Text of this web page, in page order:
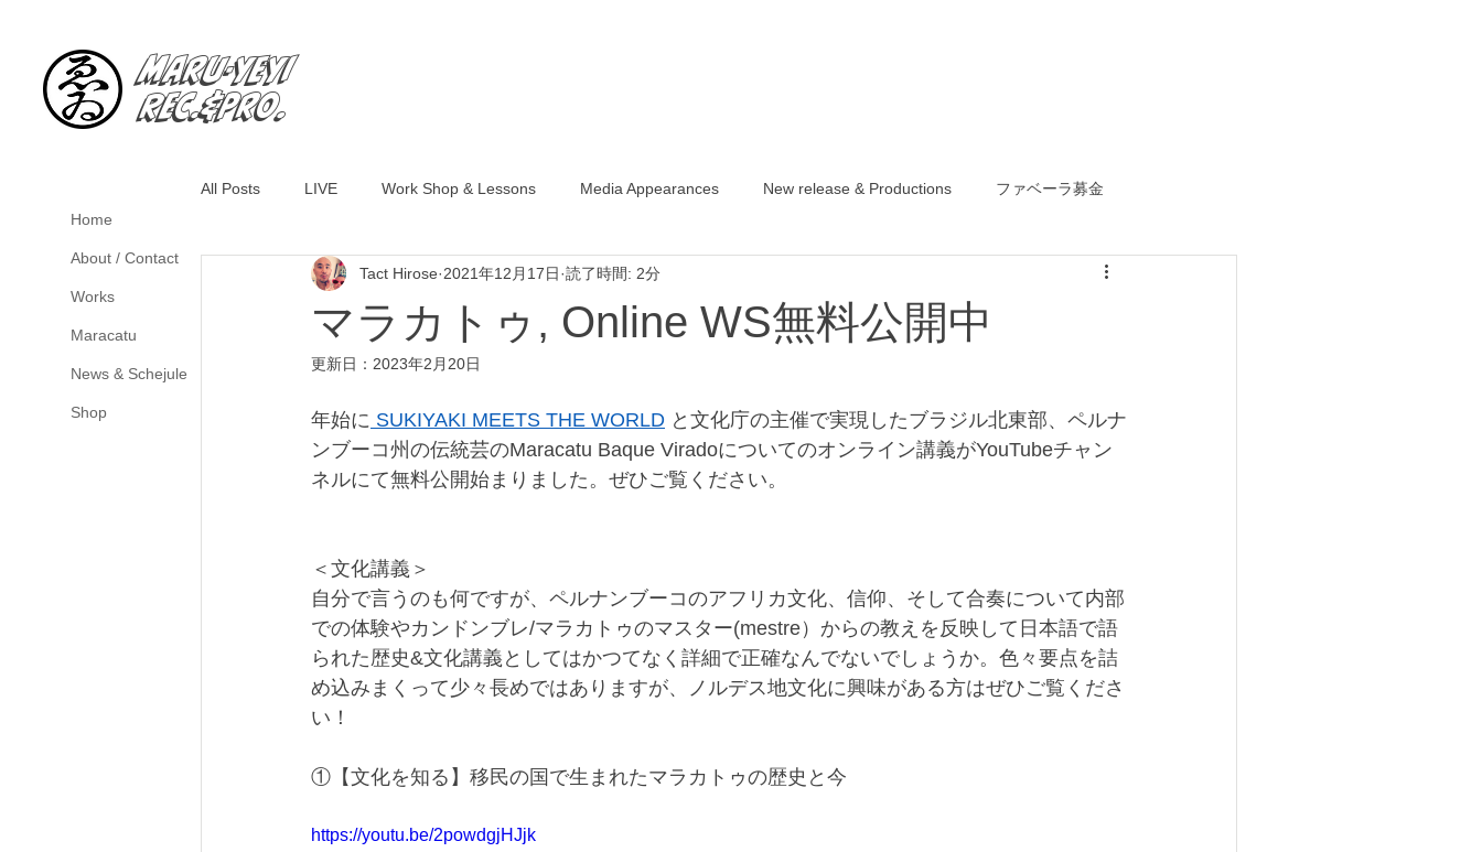
Home
About / Contact
Works
Maracatu
News & Schejule
Shop
Maru-YeYi
Rec.&Pro.
All Posts LIVE Work Shop & Lessons Media Appearances New release & Productions ファベーラ募金
マラカトゥ, Online WS無料公開中
Tact Hirose 2021年12月17日 読了時間: 2分
更新日： 2023年2月20日
年始に SUKIYAKI MEETS THE WORLD と文化庁の主催で実現したブラジル北東部、ペルナ
ンブーコ州の伝統芸のMaracatu Baque Viradoについてのオンライン講義がYouTubeチャン
ネルにて無料公開始まりました。ぜひご覧ください。
＜文化講義＞
自分で言うのも何ですが、ペルナンブーコのアフリカ文化、信仰、そして合奏について内部
での体験やカンドンブレ/マラカトゥのマスター(mestre）からの教えを反映して日本語で語
られた歴史&文化講義としてはかつてなく詳細で正確なんでないでしょうか。色々要点を詰
め込みまくって少々長めではありますが、ノルデス地文化に興味がある方はぜひご覧くださ
い！
①【文化を知る】移民の国で生まれたマラカトゥの歴史と今
https://youtu.be/2powdgjHJjk